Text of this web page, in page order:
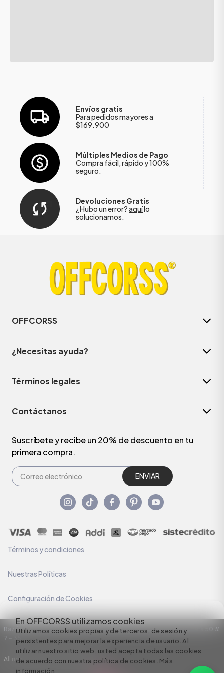
En OFFCORSS utilizamos cookies
Utilizamos cookies propias y de terceros, de sesión y
persistentes para mejorar la experiencia de usuario. Al
utilizar nuestro sitio web, usted acepta todas las cookies
de acuerdo con nuestra política de cookies. Más
información
Envíos gratis
Para pedidos mayores a
$169.900
Múltiples Medios de Pago
Compra fácil, rápido y 100%
seguro.
Devoluciones Gratis
¿Hubo un error?aquílo
solucionamos.
OFFCORSS
¿Necesitas ayuda?
Términos legales
Contáctanos
Suscríbete y recibe un 20% de descuento en tu
primera compra.
ENVIAR
Términos y condiciones
Nuestras Políticas
Configuración de Cookies
Razón Social: C.I HERMECO S.A. NIT: 890924167-6 Dirección: Carrera 50 #
7 – 35
All rights reserved empowered by